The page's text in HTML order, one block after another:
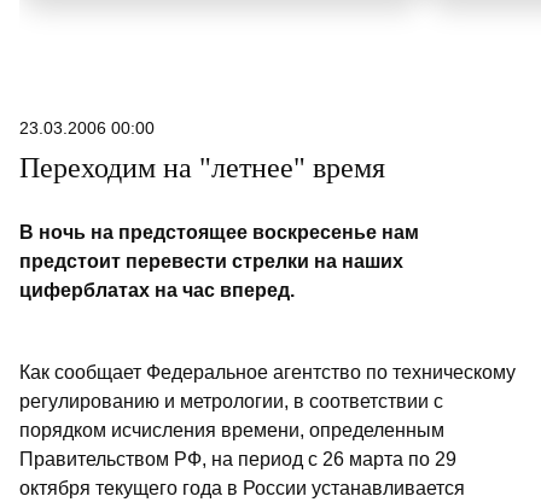
23.03.2006 00:00
Переходим на "летнее" время
В ночь на предстоящее воскресенье нам
предстоит перевести стрелки на наших
циферблатах на час вперед.
Как сообщает Федеральное агентство по техническому
регулированию и метрологии, в соответствии с
порядком исчисления времени, определенным
Правительством РФ, на период с 26 марта по 29
октября текущего года в России устанавливается